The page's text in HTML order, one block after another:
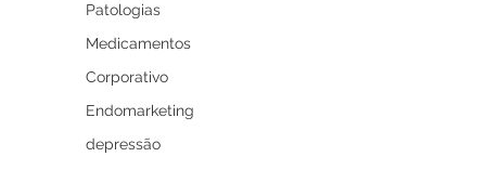
Patologias
Medicamentos
Corporativo
Endomarketing
depressão